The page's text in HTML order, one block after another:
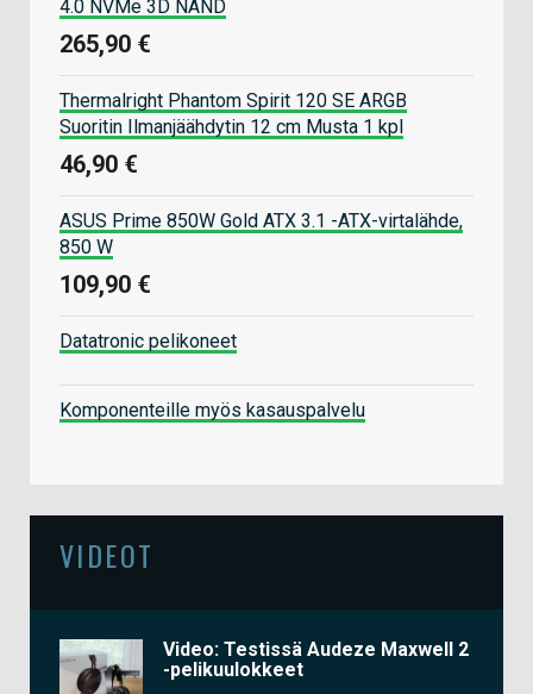
4.0 NVMe 3D NAND
265,90 €
Thermalright Phantom Spirit 120 SE ARGB
Suoritin Ilmanjäähdytin 12 cm Musta 1 kpl
46,90 €
ASUS Prime 850W Gold ATX 3.1 -ATX-virtalähde,
850 W
109,90 €
Datatronic pelikoneet
Komponenteille myös kasauspalvelu
VIDEOT
Video: Testissä Audeze Maxwell 2
-pelikuulokkeet